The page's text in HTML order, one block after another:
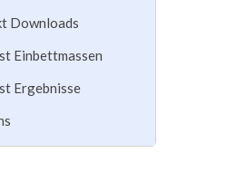
Downloads
Einbettmassen
Ergebnisse